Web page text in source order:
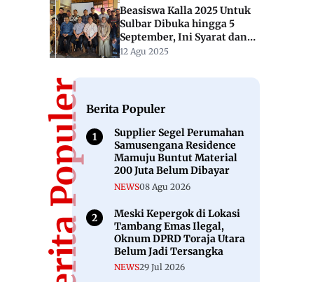
Beasiswa Kalla 2025 Untuk
Sulbar Dibuka hingga 5
September, Ini Syarat dan
Linknya
12 Agu 2025
Berita PopulerBerita Populer
Supplier Segel Perumahan
Samusengana Residence
Mamuju Buntut Material
200 Juta Belum Dibayar
NEWS08 Agu 2026
Meski Kepergok di Lokasi
Tambang Emas Ilegal,
Oknum DPRD Toraja Utara
Belum Jadi Tersangka
NEWS29 Jul 2026